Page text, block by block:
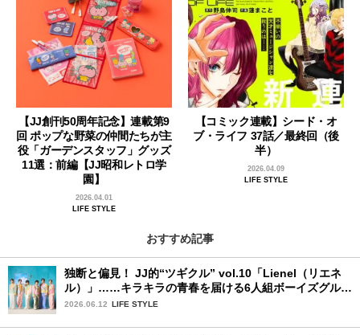
【JJ創刊50周年記念】連載第9
回 ポップな野菜の仲間たちが主
役「ガーデンスタッフ」グッズ
11選：前編【JJ昭和レトロ学
園】
2026.04.01
LIFE STYLE
【コミック連載】シード・オ
ブ・ライフ 37話／最終回（後
半）
2026.04.09
LIFE STYLE
おすすめ記事
独断と偏見！ JJ的“ツギクル” vol.10「Lienel（リエネ
ル）」……キラキラの青春を届ける6人組ボーイズグルー
プ
2026.06.12 LIFE STYLE